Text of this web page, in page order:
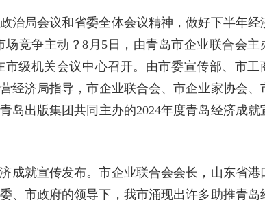
治局会议和省委全体会议精神，做好下半年经
竞争主动？8月5日，由青岛市企业联合会主
级机关会议中心召开。由市委宣传部、市工
经济局指导，市企业联合会、市企业家协会、
岛出版集团共同主办的2024年度青岛经济成就
成就宣传发布。市企业联合会会长，山东省港
、市政府的领导下，我市涌现出许多助推青岛